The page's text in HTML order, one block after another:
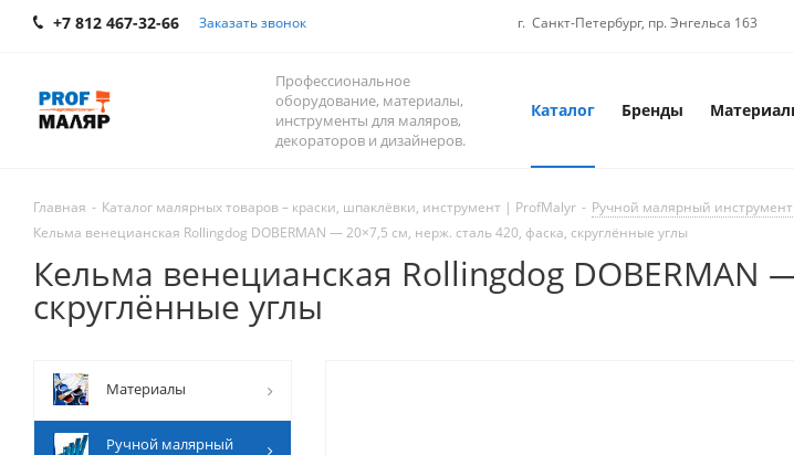
+7 812 467-32-66 Заказать звонок г. Санкт-Петербург, пр. Энгельса 163
Профессиональное
оборудование, материалы,
инструменты для маляров,
декораторов и дизайнеров.
Каталог Бренды
Главная - Каталог малярных товаров – краски, шпаклёвки, инструмент | ProfMalyr - Ручной малярный
Кельма венецианская Rollingdog DOBERMAN — 20×7,5 см, нерж. сталь 420, фаска, скруглённые углы
Кельма венецианская Rollingdog DOBERMAN
скруглённые углы
Mатериалы
Ручной малярный